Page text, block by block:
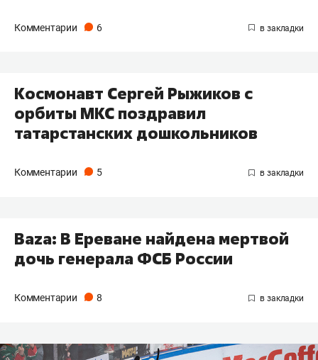
Комментарии 6
Космонавт Сергей Рыжиков с
орбиты МКС поздравил
татарстанских дошкольников
Комментарии 5
Baza: В Ереване найдена мертвой
дочь генерала ФСБ России
Комментарии 8